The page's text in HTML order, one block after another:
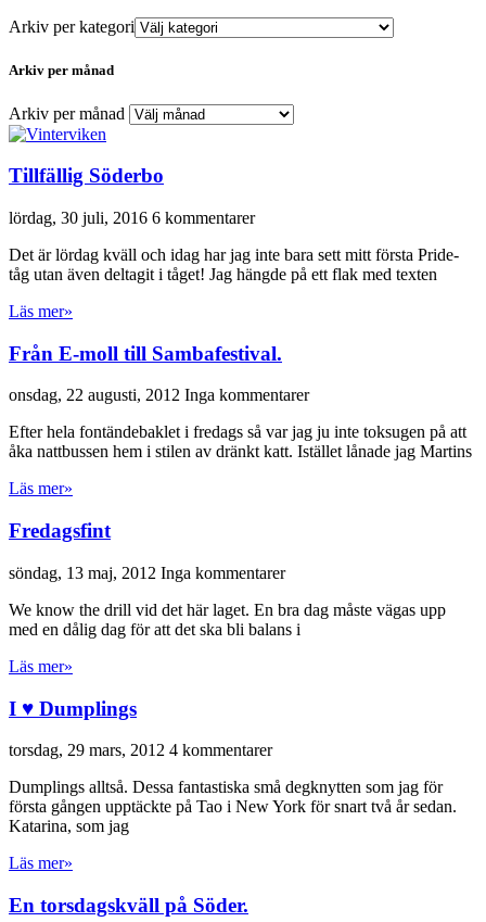
Arkiv per kategori
Arkiv per månad
Arkiv per månad
Tillfällig Söderbo
lördag, 30 juli, 2016 6 kommentarer
Det är lördag kväll och idag har jag inte bara sett mitt första Pride-
tåg utan även deltagit i tåget! Jag hängde på ett flak med texten
Läs mer»
Från E-moll till Sambafestival.
onsdag, 22 augusti, 2012 Inga kommentarer
Efter hela fontändebaklet i fredags så var jag ju inte toksugen på att
åka nattbussen hem i stilen av dränkt katt. Istället lånade jag Martins
Läs mer»
Fredagsfint
söndag, 13 maj, 2012 Inga kommentarer
We know the drill vid det här laget. En bra dag måste vägas upp
med en dålig dag för att det ska bli balans i
Läs mer»
I ♥ Dumplings
torsdag, 29 mars, 2012 4 kommentarer
Dumplings alltså. Dessa fantastiska små degknytten som jag för
första gången upptäckte på Tao i New York för snart två år sedan.
Katarina, som jag
Läs mer»
En torsdagskväll på Söder.